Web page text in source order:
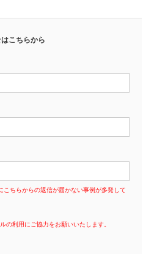
こちらから
ちらからの返信が届かない事例が多発して
の利用にご協力をお願いいたします。